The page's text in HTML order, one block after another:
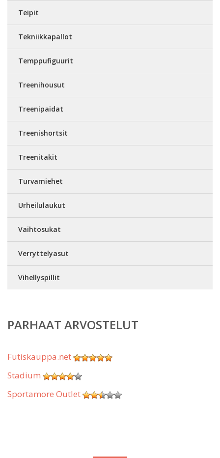
Teipit
Tekniikkapallot
Temppufiguurit
Treenihousut
Treenipaidat
Treenishortsit
Treenitakit
Turvamiehet
Urheilulaukut
Vaihtosukat
Verryttelyasut
Vihellyspillit
PARHAAT ARVOSTELUT
Futiskauppa.net
Stadium
Sportamore Outlet